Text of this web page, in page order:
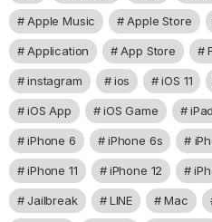
Apple Music Apple Store
Application App Store
instagram ios iOS 11
iOS App iOS Game iPad
iPhone 6 iPhone 6s
iPhone 11 iPhone 12
Jailbreak LINE Mac